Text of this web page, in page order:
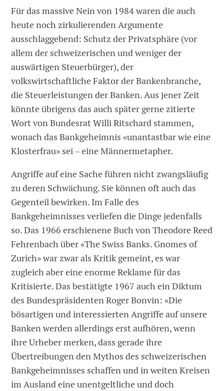
Für das massive Nein von 1984 waren die auch
heute noch zirkulierenden Argumente
ausschlaggebend: Schutz der Privatsphäre (vor
allem der schweizerischen und weniger der
auswärtigen Steuerbürger), der
volkswirtschaftliche Faktor der Bankenbranche,
die Steuerleistungen der Banken. Aus jener Zeit
könnte übrigens das auch später gerne zitierte
Wort von Bundesrat Willi Ritschard stammen,
wonach das Bankgeheimnis «unantastbar wie eine
Klosterfrau» sei – eine Männermetapher.
Angriffe auf eine Sache führen nicht zwangsläufig
zu deren Schwächung. Sie können oft auch das
Gegenteil bewirken. Im Falle des
Bankgeheimnisses verliefen die Dinge jedenfalls
so. Das 1966 erschienene Buch von Theodore Reed
Fehrenbach über «The Swiss Banks. Gnomes of
Zurich» war zwar als Kritik gemeint, es war
zugleich aber eine enorme Reklame für das
Kritisierte. Das bestätigte 1967 auch ein Diktum
des Bundespräsidenten Roger Bonvin: «Die
bösartigen und interessierten Angriffe auf unsere
Banken werden allerdings erst aufhören, wenn
ihre Urheber merken, dass gerade ihre
Übertreibungen den Mythos des schweizerischen
Bankgeheimnisses schaffen und in weiten Kreisen
im Ausland eine unentgeltliche und doch